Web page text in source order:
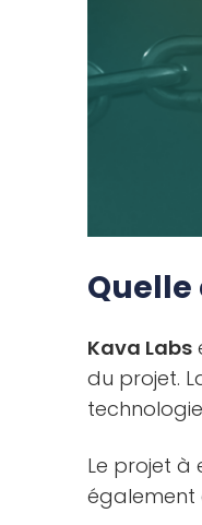
Quelle
Kava Labs
du projet.
Le projet à
également